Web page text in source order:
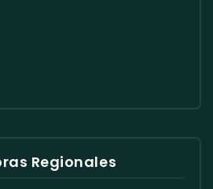
Regionales